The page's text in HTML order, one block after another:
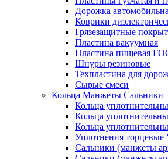
Дорожка
Коврики
Грязезащитные
Пластина вакуумная
Пластина пищевая
Шнуры резиновые
Техпластина для
Сырые смеси
Кольца Манжеты Сальники
Кольца
Кольца
Кольца
Уплотнения торцевые
Сальники (манжеты